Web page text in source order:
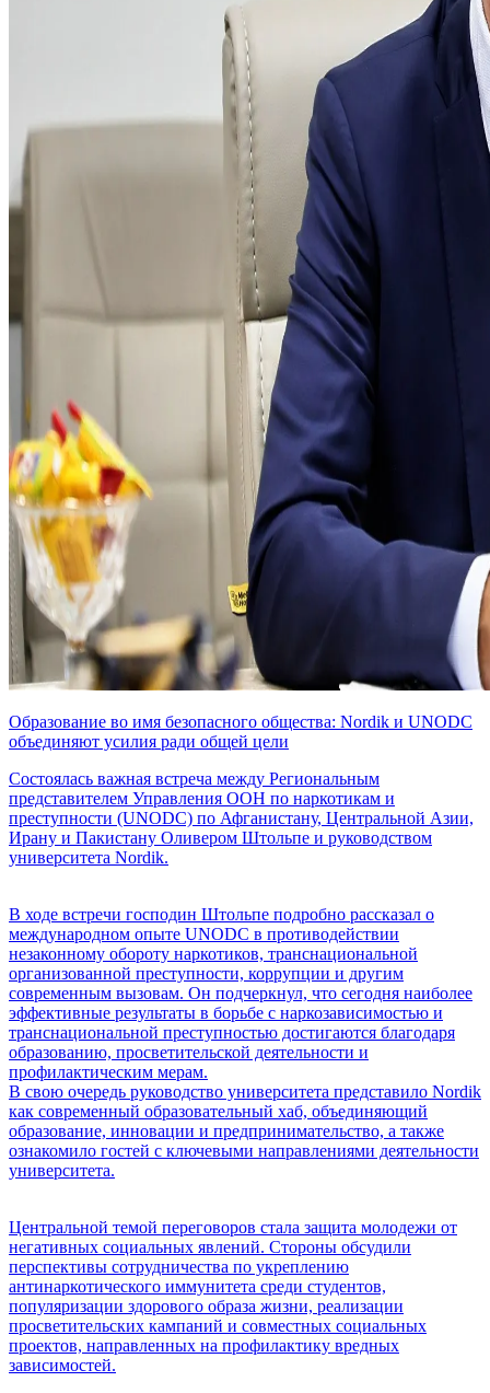
Образование во имя безопасного общества: Nordik и UNODC
объединяют усилия ради общей цели
Состоялась важная встреча между Региональным
представителем Управления ООН по наркотикам и
преступности (UNODC) по Афганистану, Центральной Азии,
Ирану и Пакистану Оливером Штольпе и руководством
университета Nordik.
В ходе встречи господин Штольпе подробно рассказал о
международном опыте UNODC в противодействии
незаконному обороту наркотиков, транснациональной
организованной преступности, коррупции и другим
современным вызовам. Он подчеркнул, что сегодня наиболее
эффективные результаты в борьбе с наркозависимостью и
транснациональной преступностью достигаются благодаря
образованию, просветительской деятельности и
профилактическим мерам.
В свою очередь руководство университета представило Nordik
как современный образовательный хаб, объединяющий
образование, инновации и предпринимательство, а также
ознакомило гостей с ключевыми направлениями деятельности
университета.
Центральной темой переговоров стала защита молодежи от
негативных социальных явлений. Стороны обсудили
перспективы сотрудничества по укреплению
антинаркотического иммунитета среди студентов,
популяризации здорового образа жизни, реализации
просветительских кампаний и совместных социальных
проектов, направленных на профилактику вредных
зависимостей.